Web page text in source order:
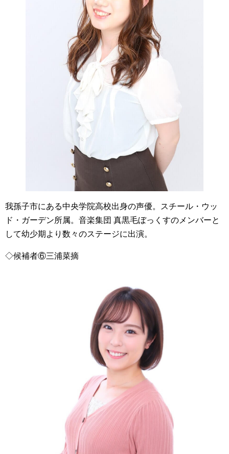
我孫子市にある中央学院高校出身の声優。スチール・ウッ
ド・ガーデン所属。音楽集団 真黒毛ぼっくすのメンバーと
して幼少期より数々のステージに出演。
◇候補者⑥三浦菜摘